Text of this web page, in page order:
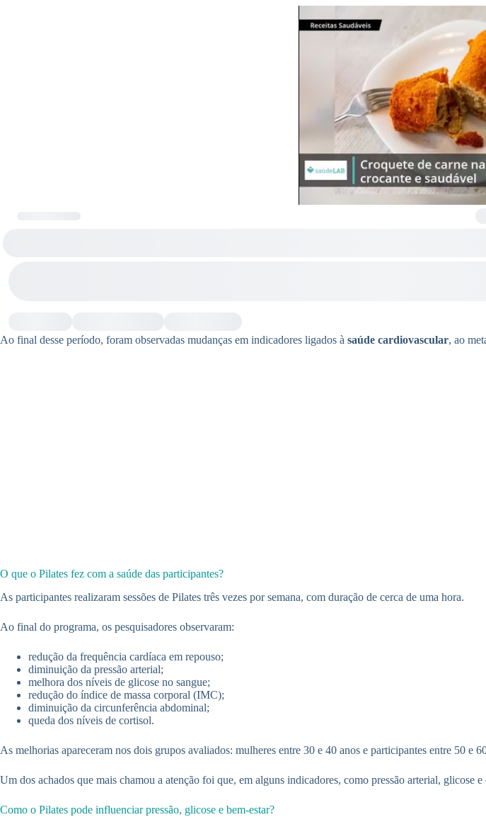
Ao final desse período, foram observadas mudanças em indicadores ligados à saúde cardiovascular, ao
O que o Pilates fez com a saúde das participantes?
As participantes realizaram sessões de Pilates três vezes por semana, com duração de cerca de uma hora.
Ao final do programa, os pesquisadores observaram:
redução da frequência cardíaca em repouso;
diminuição da pressão arterial;
melhora dos níveis de glicose no sangue;
redução do índice de massa corporal (IMC);
diminuição da circunferência abdominal;
queda dos níveis de cortisol.
As melhorias apareceram nos dois grupos avaliados: mulheres entre 30 e 40 anos e participantes entre 50 e
Um dos achados que mais chamou a atenção foi que, em alguns indicadores, como pressão arterial, glicose
Como o Pilates pode influenciar pressão, glicose e bem-estar?